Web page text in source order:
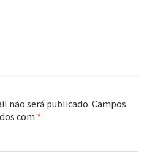
não será publicado.Campos
com*